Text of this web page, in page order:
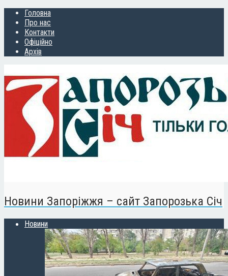
Головна
Про нас
Контакти
Офіційно
Архів
Новини Запоріжжя – сайт Запорозька Січ
Новини